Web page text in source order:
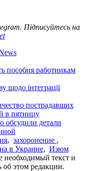
Підписуйтесь на
пособия работникам
щодо інтеграції
пострадавших
в пятницу
обсудили детали
, захоронение ,
в Украине, Изюм
необходимый текст и
этом редакции.